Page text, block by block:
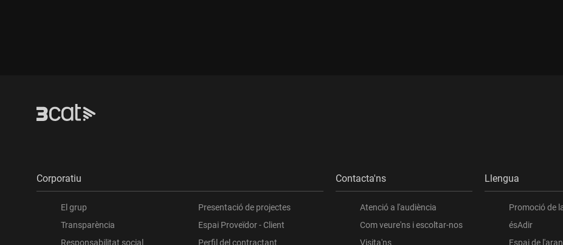
Corporatiu
El grup
Transparència
Responsabilitat social
Presentació de projectes
Espai Proveïdor - Client
Perfil del contractant
Contacta'ns
Atenció a l'audiència
Com veure'ns i escoltar-nos
Visita'ns
Llengua
Promoció de
ésAdir
Espai de